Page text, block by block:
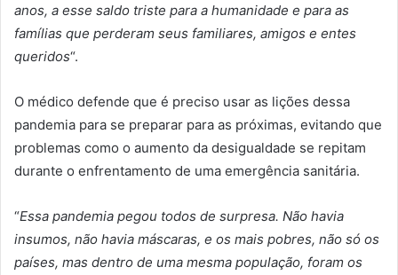
anos, a esse saldo triste para a humanidade e para as
famílias que perderam seus familiares, amigos e entes
queridos“.
O médico defende que é preciso usar as lições dessa
pandemia para se preparar para as próximas, evitando que
problemas como o aumento da desigualdade se repitam
durante o enfrentamento de uma emergência sanitária.
“Essa pandemia pegou todos de surpresa. Não havia
insumos, não havia máscaras, e os mais pobres, não só os
países, mas dentro de uma mesma população, foram os